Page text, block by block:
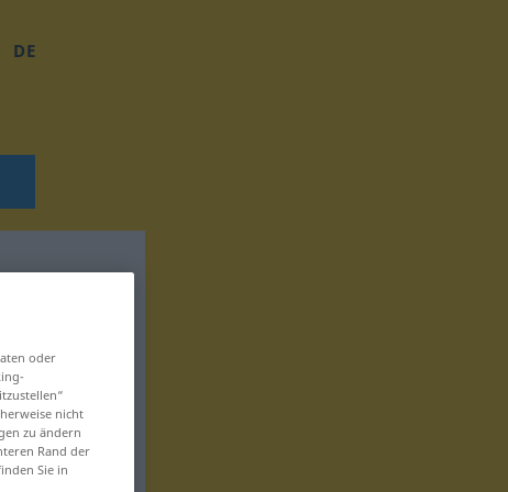
DE
oder
nicht
zu ändern
Rand der
Sie in